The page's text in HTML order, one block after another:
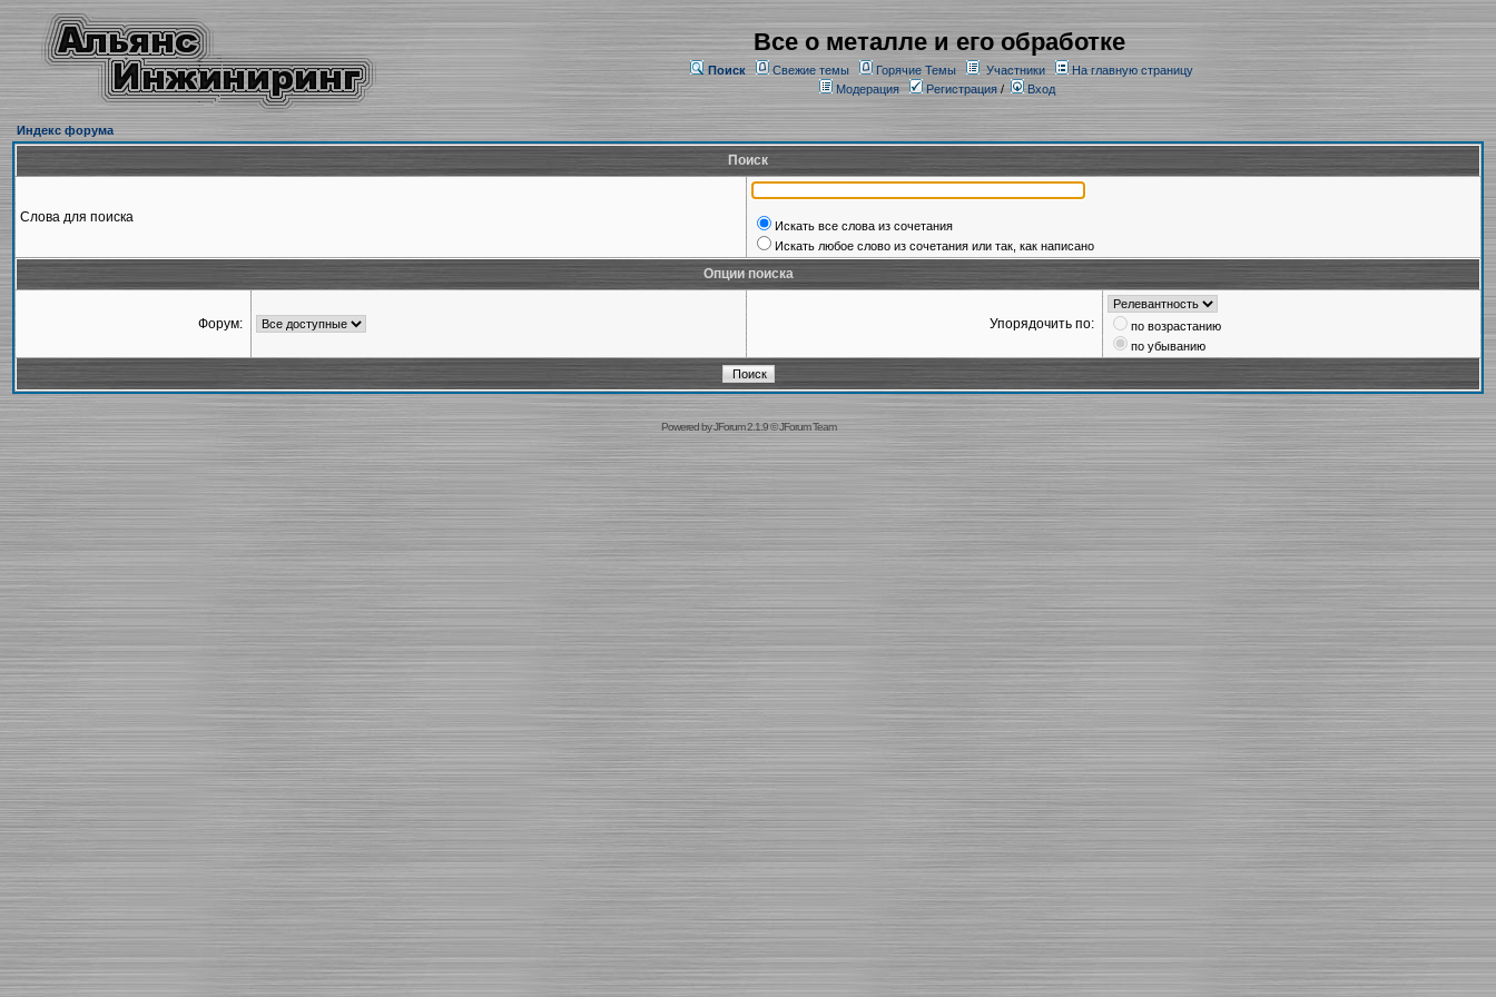
Все о металле и его обработке
Поиск Свежие темы Горячие Темы Участники
На главную страницу
Модерация
Регистрация/ Вход
Индекс форума
Поиск
Слова для поиска
Искать все слова из сочетания
Искать любое слово из сочетания или так, как написано
Опции поиска
Форум: Упорядочить по:
по возрастанию
по убыванию
Powered byJForum 2.1.9©JForum Team